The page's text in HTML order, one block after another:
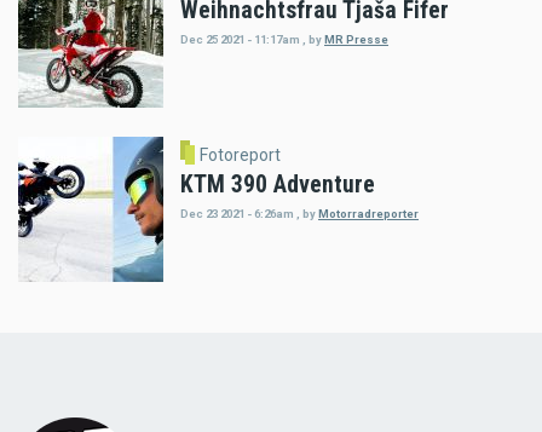
Weihnachtsfrau Tjaša Fifer
Dec 25 2021 - 11:17am byMR Presse
Fotoreport
KTM 390 Adventure
Dec 23 2021 - 6:26am byMotorradreporter